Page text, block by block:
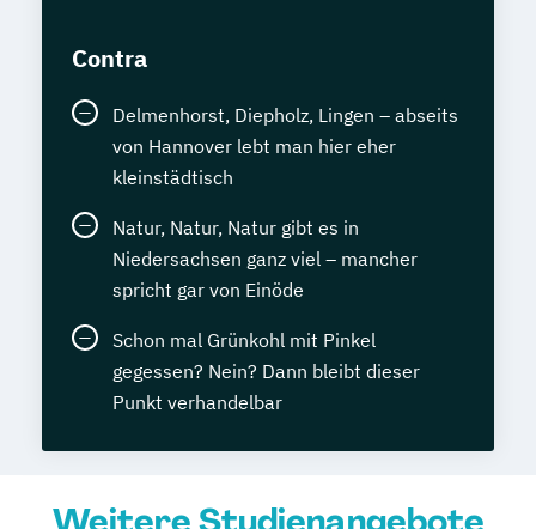
Contra
Delmenhorst, Diepholz, Lingen – abseits
von Hannover lebt man hier eher
kleinstädtisch
Natur, Natur, Natur gibt es in
Niedersachsen ganz viel – mancher
spricht gar von Einöde
Schon mal Grünkohl mit Pinkel
gegessen? Nein? Dann bleibt dieser
Punkt verhandelbar